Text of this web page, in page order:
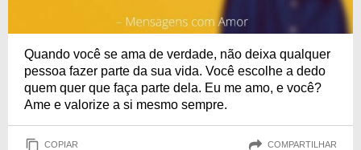
Quando você se ama de verdade, não deixa qualquer
pessoa fazer parte da sua vida. Você escolhe a dedo
quem quer que faça parte dela. Eu me amo, e você?
Ame e valorize a si mesmo sempre.
COPIAR COMPARTILHAR